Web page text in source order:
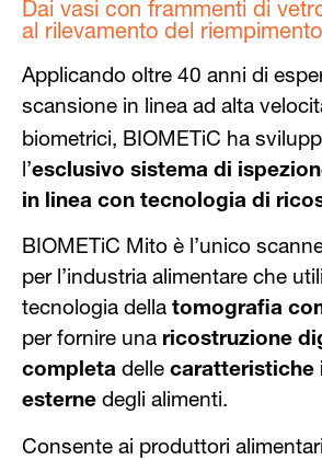
Dai vasi con frammenti di
al rilevamento del riempimento
Applicando oltre 40 anni di
scansione in linea ad alta
biometrici, BIOMETiC ha
l’esclusivo sistema di
in linea con tecnologia di
BIOMETiC Mito è l’unico
per l’industria alimentare che
tecnologia della tomografia
per fornire una ricostruzione
completa delle caratteristiche
esterne degli alimenti.
Consente ai produttori